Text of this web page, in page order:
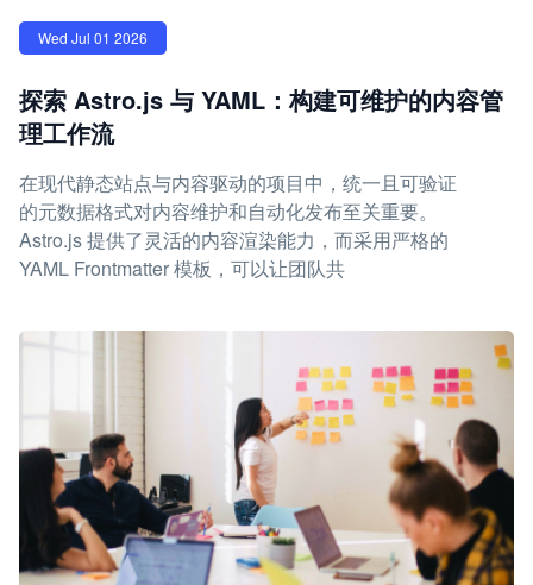
Wed Jul 01 2026
探索 Astro.js 与 YAML：构建可维护的内容管
理工作流
在现代静态站点与内容驱动的项目中，统一且可验证
的元数据格式对内容维护和自动化发布至关重要。
Astro.js 提供了灵活的内容渲染能力，而采用严格的
YAML Frontmatter 模板，可以让团队共